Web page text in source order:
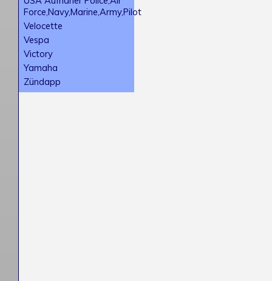
Force,Navy,Marine,Army,Pilot
Velocette
Vespa
Victory
Yamaha
Zündapp